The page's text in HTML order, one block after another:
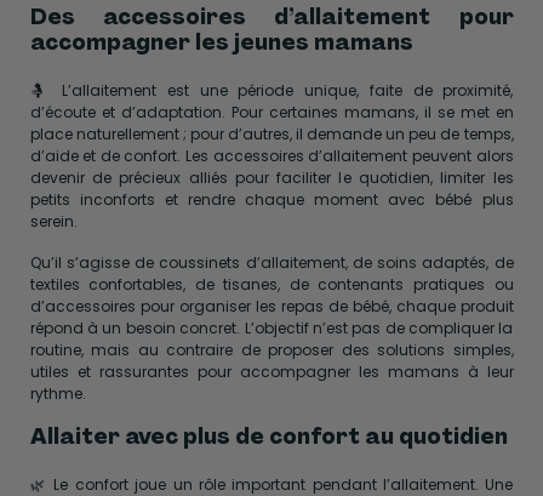
Des accessoires d’allaitement pour
accompagner les jeunes mamans
🤱 L’allaitement est une période unique, faite de proximité,
d’écoute et d’adaptation. Pour certaines mamans, il se met en
place naturellement ; pour d’autres, il demande un peu de temps,
d’aide et de confort. Les accessoires d’allaitement peuvent alors
devenir de précieux alliés pour faciliter le quotidien, limiter les
petits inconforts et rendre chaque moment avec bébé plus
serein.
Qu’il s’agisse de coussinets d’allaitement, de soins adaptés, de
textiles confortables, de tisanes, de contenants pratiques ou
d’accessoires pour organiser les repas de bébé, chaque produit
répond à un besoin concret. L’objectif n’est pas de compliquer la
routine, mais au contraire de proposer des solutions simples,
utiles et rassurantes pour accompagner les mamans à leur
rythme.
Allaiter avec plus de confort au quotidien
🌿 Le confort joue un rôle important pendant l’allaitement. Une